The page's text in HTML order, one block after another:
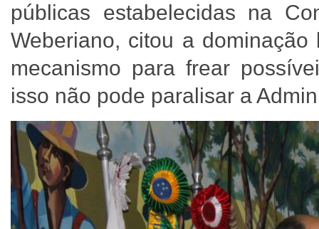
públicas estabelecidas na
Weberiano, citou a
mecanismo para frear
isso não pode paralisar a